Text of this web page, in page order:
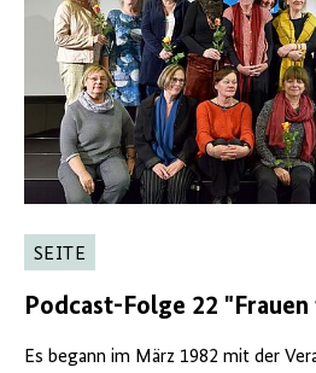
SEITE
Podcast-Folge 22
Es begann im März 1982 mit der